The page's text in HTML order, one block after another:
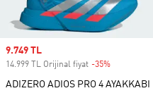
Sale price
9.749 TL
14.999 TL Orijinal fiyat -35%
ADIZERO ADIOS PRO 4 AYAKKABI